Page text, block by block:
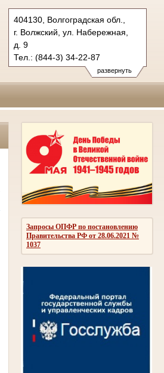
развернуть
404130, Волгоградская обл.,
г. Волжский, ул. Набережная,
д. 9
Тел.: (844-3) 34-22-87
vol.vol@sudrf.ru
Запросы ОПФР по постановлению
Правительства РФ от 28.06.2021 №
1037